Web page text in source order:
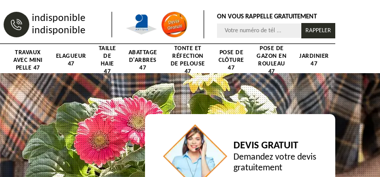
indisponible
indisponible
ON VOUS RAPPELLE GRATUITEMENT
TRAVAUX
AVEC MINI
PELLE 47
ELAGUEUR
47
TAILLE
DE
HAIE
47
ABATTAGE
D'ARBRES
47
TONTE ET
RÉFECTION
DE PELOUSE
47
POSE DE
CLÔTURE
47
POSE DE
GAZON EN
ROULEAU
47
JARDINIER
47
DEVIS GRATUIT
Demandez votre devis
gratuitement